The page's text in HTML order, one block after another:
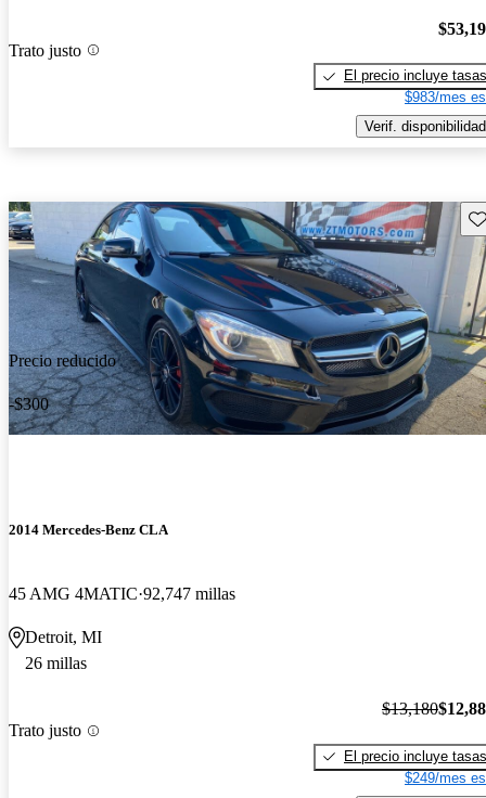
Trato justo
El precio incluye tasas
$983/mes
Verif. disponibilidad
Precio reducido
-$300
2014 Mercedes-Benz CLA
45 AMG 4MATIC 92,747 millas
Detroit, MI
26 millas
Trato justo
$13,180
El precio incluye tasas
$249/mes